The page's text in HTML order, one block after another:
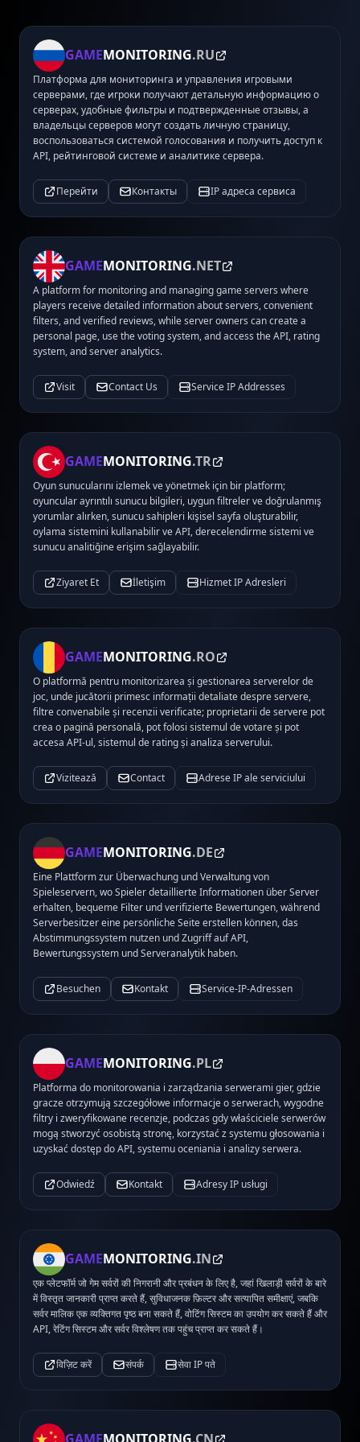
GAMEMONITORING.RU
Платформа для мониторинга и управления игровыми
серверами, где игроки получают детальную информацию о
серверах, удобные фильтры и подтвержденные отзывы, а
владельцы серверов могут создать личную страницу,
воспользоваться системой голосования и получить доступ к
API, рейтинговой системе и аналитике сервера.
Перейти Контакты IP адреса сервиса
GAMEMONITORING.NET
A platform for monitoring and managing game servers where
players receive detailed information about servers, convenient
filters, and verified reviews, while server owners can create a
personal page, use the voting system, and access the API, rating
system, and server analytics.
Visit Contact Us Service IP Addresses
GAMEMONITORING.TR
Oyun sunucularını izlemek ve yönetmek için bir platform;
oyuncular ayrıntılı sunucu bilgileri, uygun filtreler ve doğrulanmış
yorumlar alırken, sunucu sahipleri kişisel sayfa oluşturabilir,
oylama sistemini kullanabilir ve API, derecelendirme sistemi ve
sunucu analitiğine erişim sağlayabilir.
Ziyaret Et İletişim Hizmet IP Adresleri
GAMEMONITORING.RO
O platformă pentru monitorizarea și gestionarea serverelor de
joc, unde jucătorii primesc informații detaliate despre servere,
filtre convenabile și recenzii verificate; proprietarii de servere pot
crea o pagină personală, pot folosi sistemul de votare și pot
accesa API-ul, sistemul de rating și analiza serverului.
Vizitează Contact Adrese IP ale serviciului
GAMEMONITORING.DE
Eine Plattform zur Überwachung und Verwaltung von
Spieleservern, wo Spieler detaillierte Informationen über Server
erhalten, bequeme Filter und verifizierte Bewertungen, während
Serverbesitzer eine persönliche Seite erstellen können, das
Abstimmungssystem nutzen und Zugriff auf API,
Bewertungssystem und Serveranalytik haben.
Besuchen Kontakt Service-IP-Adressen
GAMEMONITORING.PL
Platforma do monitorowania i zarządzania serwerami gier, gdzie
gracze otrzymują szczegółowe informacje o serwerach, wygodne
filtry i zweryfikowane recenzje, podczas gdy właściciele serwerów
mogą stworzyć osobistą stronę, korzystać z systemu głosowania i
uzyskać dostęp do API, systemu oceniania i analizy serwera.
Odwiedź Kontakt Adresy IP usługi
GAMEMONITORING.IN
एक प्लेटफॉर्म जो गेम सर्वरों की निगरानी और प्रबंधन के लिए है, जहां खिलाड़ी सर्वरों के बारे
में विस्तृत जानकारी प्राप्त करते हैं, सुविधाजनक फ़िल्टर और सत्यापित समीक्षाएं, जबकि
सर्वर मालिक एक व्यक्तिगत पृष्ठ बना सकते हैं, वोटिंग सिस्टम का उपयोग कर सकते हैं और
API, रेटिंग सिस्टम और सर्वर विश्लेषण तक पहुंच प्राप्त कर सकते हैं।
विज़िट करें संपर्क सेवा IP पते